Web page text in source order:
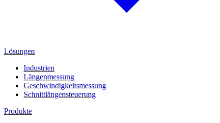
Lösungen
Industrien
Längenmessung
Geschwindigkeitsmessung
Schnittlängensteuerung
Produkte